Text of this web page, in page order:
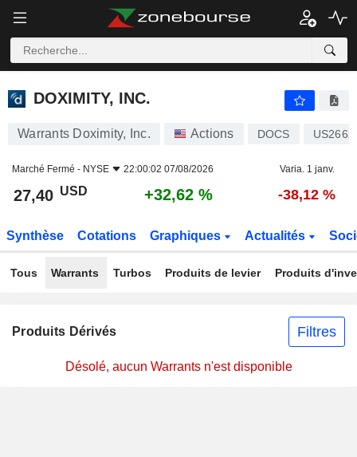
DOXIMITY, INC.
DOXIMITY, INC.
Warrants Doximity, Inc. Actions DOCS
Marché Fermé - NYSE 22:00:02 07/08/2026 Varia. 1 janv.
27,40 USD +32,62 % -38,12 %
Synthèse Cotations Graphiques Actualités
Tous Warrants Turbos Produits de levier Produits
Produits Dérivés Filtres
Désolé, aucun Warrants n'est disponible